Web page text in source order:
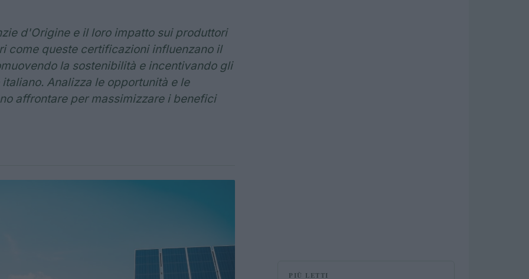
d'Origine e il loro impatto sui produttori
come queste certificazioni influenzano il
la sostenibilità e incentivando gli
Analizza le opportunità e le
affrontare per massimizzare i benefici
PIÙ LETTI